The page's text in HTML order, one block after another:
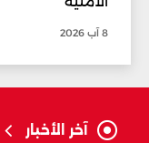
8 آب 2026
آخر الأخبار